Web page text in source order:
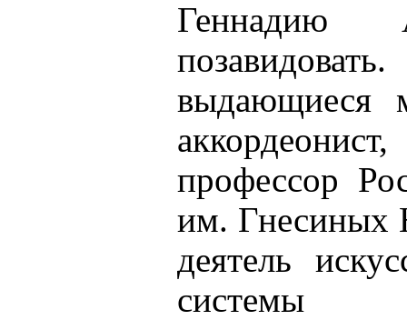
Геннадию
выдающиеся
профессор
им. Гнесиных
деятель
системы